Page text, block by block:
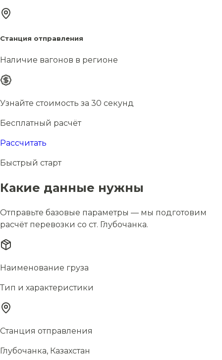
Станция отправления
Наличие вагонов в регионе
Узнайте стоимость за 30 секунд
Бесплатный расчёт
Рассчитать
Быстрый старт
Какие данные нужны
Отправьте базовые параметры — мы подготовим
расчёт перевозки со ст. Глубочанка.
Наименование груза
Тип и характеристики
Станция отправления
Глубочанка, Казахстан